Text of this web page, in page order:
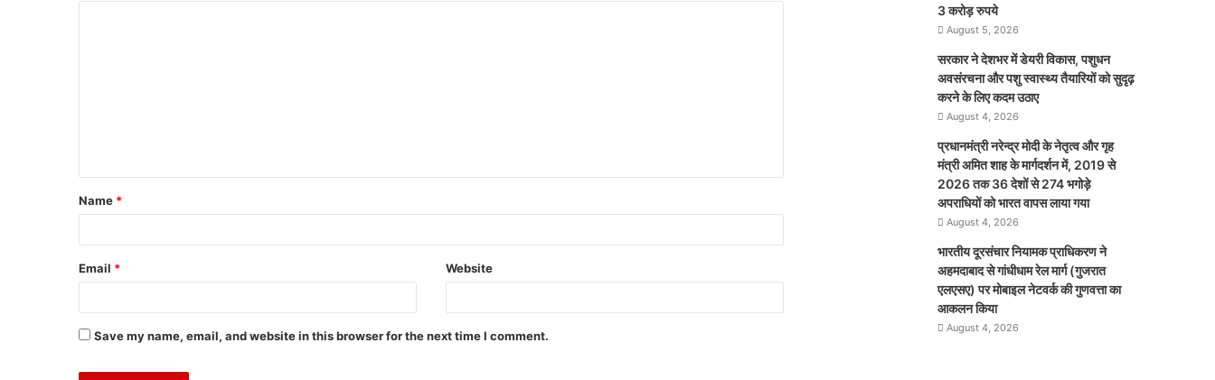
Name *
Email * Website
Save my name, email, and website in this browser for the next time I comment.
3 करोड़ रुपये
August 5, 2026
सरकार ने देशभर में डेयरी विकास, पशुधन
अवसंरचना और पशु स्वास्थ्य तैयारियों को सुदृढ़
करने के लिए कदम उठाए
August 4, 2026
प्रधानमंत्री नरेन्द्र मोदी के नेतृत्व और गृह
मंत्री अमित शाह के मार्गदर्शन में, 2019 से
2026 तक 36 देशों से 274 भगोड़े
अपराधियों को भारत वापस लाया गया
August 4, 2026
भारतीय दूरसंचार नियामक प्राधिकरण ने
अहमदाबाद से गांधीधाम रेल मार्ग (गुजरात
एलएसए) पर मोबाइल नेटवर्क की गुणवत्ता का
आकलन किया
August 4, 2026